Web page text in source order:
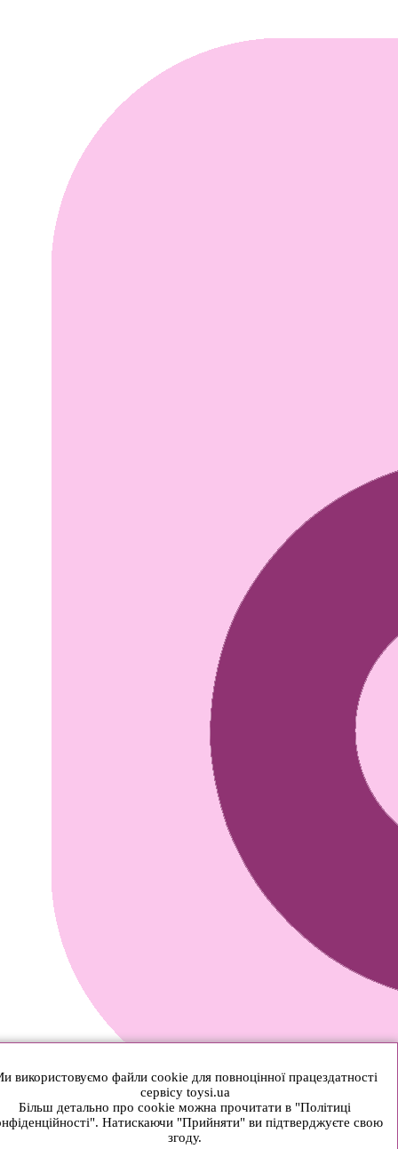
використовуємо файли cookie для повноцінної працездатності
сервісу toysi.ua
Більш детально про cookie можна прочитати в "Політиці
Натискаючи "Прийняти" ви підтверджуєте свою
згоду.